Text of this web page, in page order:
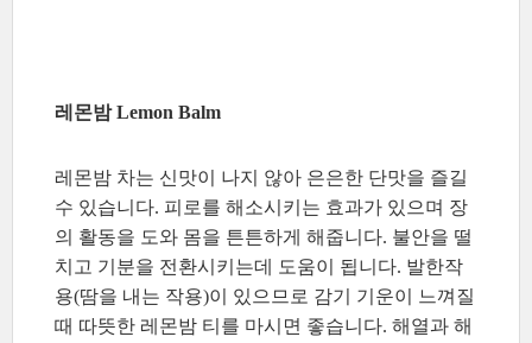
레몬밤 Lemon Balm
레몬밤 차는 신맛이 나지 않아 은은한 단맛을 즐길
수 있습니다. 피로를 해소시키는 효과가 있으며 장
의 활동을 도와 몸을 튼튼하게 해줍니다. 불안을 떨
치고 기분을 전환시키는데 도움이 됩니다. 발한작
용(땀을 내는 작용)이 있으므로 감기 기운이 느껴질
때 따뜻한 레몬밤 티를 마시면 좋습니다. 해열과 해